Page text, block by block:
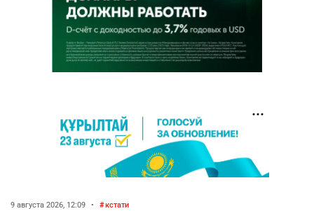
9 августа 2026, 12:09 • кстати